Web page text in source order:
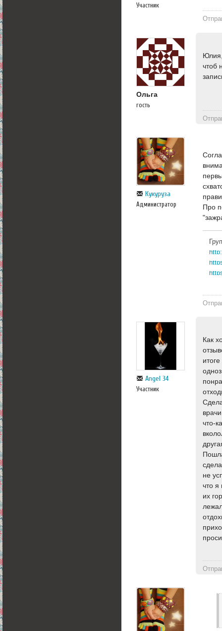
Участник
Ольга
гость
чтоб
Кукуруза
Администратор
Про
Angel 34
Участник
Как
что-
не
что я
их